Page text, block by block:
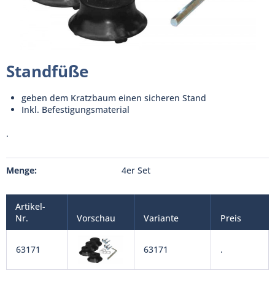
Standfüße
geben dem Kratzbaum einen sicheren Stand
Inkl. Befestigungsmaterial
.
Menge: 4er Set
Artikel-
Nr.
Vorschau Variante Preis
63171 63171 .